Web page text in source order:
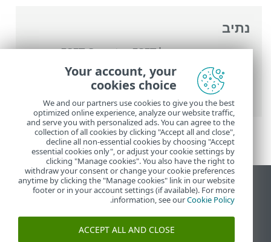
נתיב
העזרה המקוונת של ESET >
ESET Smart
Security Premium
>
עבודה עם ESET Smart
Security Premium
>כלים>מתזמן
דו-שיח - מתזמן > תזמון המשימה - שבועי
הצג את האתר למחשב
End of Life
מאגר הידע של ESET
Your account, your
cookies choice
We and our partners use cookies to give you the best
optimized online experience, analyze our website traffic,
and serve you with personalized ads. You can agree to the
collection of all cookies by clicking "Accept all and close",
decline all non-essential cookies by choosing "Accept
essential cookies only", or adjust your cookie settings by
clicking "Manage cookies". You also have the right to
withdraw your consent or change your cookie preferences
anytime by clicking the "Manage cookies" link in our website
footer or in your account settings (if available). For more
information, see ourCookie Policy
.
ACCEPT ALL AND CLOSE